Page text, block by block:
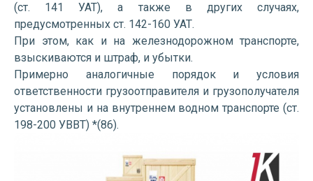
(ст. 141 УАТ), а также в других случаях,
предусмотренных ст. 142-160 УАТ.
При этом, как и на железнодорожном транспорте,
взыскиваются и штраф, и убытки.
Примерно аналогичные порядок и условия
ответственности грузоотправителя и грузополучателя
установлены и на внутреннем водном транспорте (ст.
198-200 УВВТ) *(86).